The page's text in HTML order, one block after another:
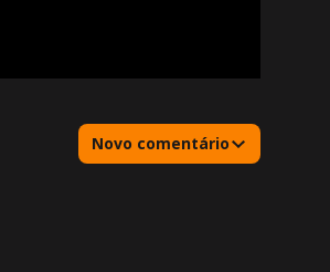
Novo comentário